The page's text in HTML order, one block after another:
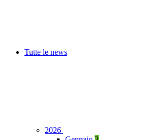
Tutte le news
2026